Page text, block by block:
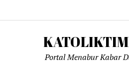
Portal Menabur Kabar